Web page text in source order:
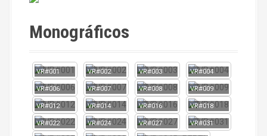
Monográficos
VR#001 VR#002 VR#003 VR#004
VR#006 VR#007 VR#008 VR#009
VR#012 VR#014 VR#016 VR#018
VR#022 VR#024 VR#027 VR#031